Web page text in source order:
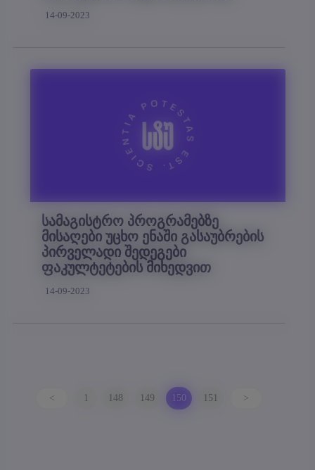
14-09-2023
სამაგისტრო პროგრამებზე
მისაღები უცხო ენაში გასაუბრების
პირველადი შედეგები
ფაკულტეტების მიხედვით
14-09-2023
< 148 149 150 151 >